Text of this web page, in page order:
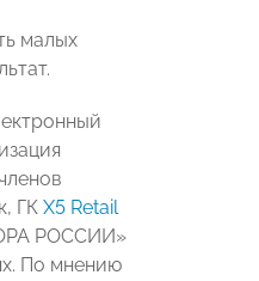
малых
ГК X5 Retail
РОССИИ»
По мнению